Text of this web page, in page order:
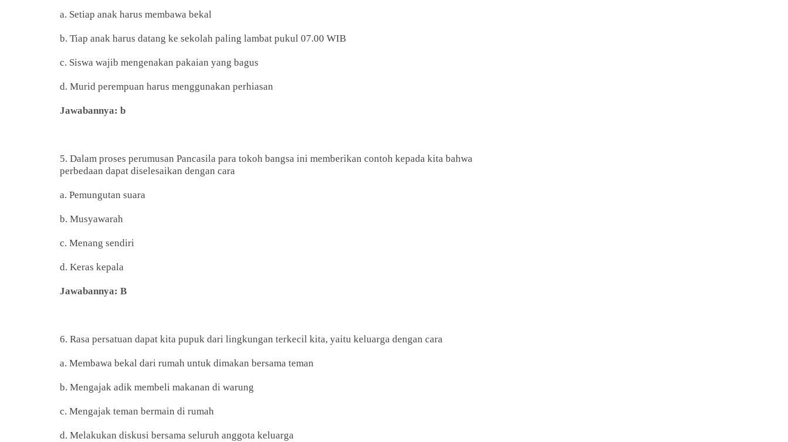
a. Setiap anak harus membawa bekal
b. Tiap anak harus datang ke sekolah paling lambat pukul 07.00 WIB
c. Siswa wajib mengenakan pakaian yang bagus
d. Murid perempuan harus menggunakan perhiasan
Jawabannya: b
5. Dalam proses perumusan Pancasila para tokoh bangsa ini memberikan contoh kepada kita bahwa
perbedaan dapat diselesaikan dengan cara
a. Pemungutan suara
b. Musyawarah
c. Menang sendiri
d. Keras kepala
Jawabannya: B
6. Rasa persatuan dapat kita pupuk dari lingkungan terkecil kita, yaitu keluarga dengan cara
a. Membawa bekal dari rumah untuk dimakan bersama teman
b. Mengajak adik membeli makanan di warung
c. Mengajak teman bermain di rumah
d. Melakukan diskusi bersama seluruh anggota keluarga